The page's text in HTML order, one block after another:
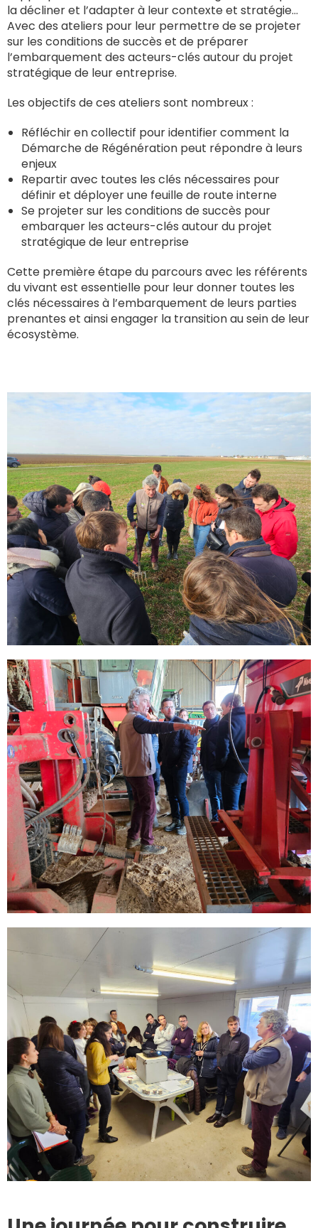
la décliner et l’adapter à leur contexte et stratégie…
Avec des ateliers pour leur permettre de se projeter
sur les conditions de succès et de préparer
l’embarquement des acteurs-clés autour du projet
stratégique de leur entreprise.
Les objectifs de ces ateliers sont nombreux :
Réfléchir en collectif pour identifier comment la
Démarche de Régénération peut répondre à leurs
enjeux
Repartir avec toutes les clés nécessaires pour
définir et déployer une feuille de route interne
Se projeter sur les conditions de succès pour
embarquer les acteurs-clés autour du projet
stratégique de leur entreprise
Cette première étape du parcours avec les référents
du vivant est essentielle pour leur donner toutes les
clés nécessaires à l’embarquement de leurs parties
prenantes et ainsi engager la transition au sein de leur
écosystème.